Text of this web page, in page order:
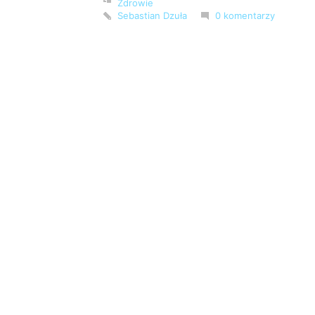
Zdrowie
Sebastian Dzuła
0 komentarzy